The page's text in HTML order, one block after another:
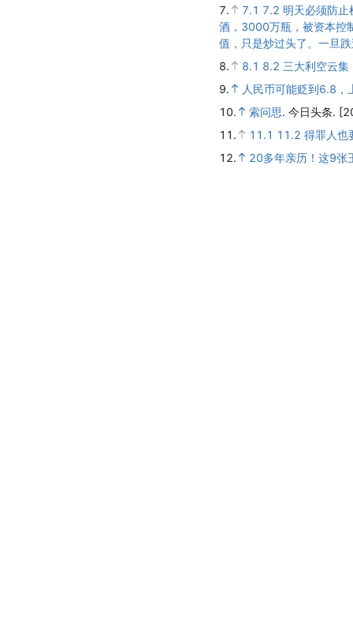
7. 7.1 7.2 明天必须防
酒，3000万瓶，被资本控
值，只是炒过头了。一旦
8.
8.1 8.2 三大利空云
9.
人民币可能贬到6.8，
10.
索问思. 今日头条.
11.
11.1 11.2 得罪人也
12.
20多年亲历！这9张